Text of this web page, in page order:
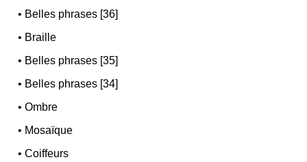
• Belles phrases [36]
• Braille
• Belles phrases [35]
• Belles phrases [34]
•Ombre
• Mosaïque
•Coiffeurs